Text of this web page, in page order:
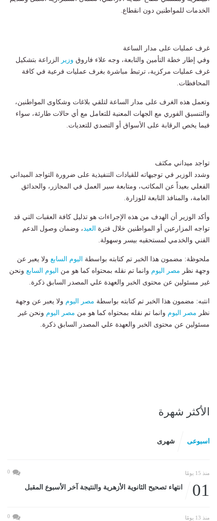
الخدمات للمواطنين دون انقطاع.
غرف عمليات على مدار الساعة
وفي إطار خطة التأمين والتابعة، وجه علاء فاروق وزير
الزراعة بتشكيل
غرف عمليات مركزية، ترتبط مباشرة بغرف عمليات فرعية في كافة
المحافظات.
وتعمل هذه الغرف على مدار الساعة لتلقي بلاغات وشكاوى المواطنين،
والتنسيق الفوري مع الجهات المعنية للتعامل مع أي حالات طارئة، سواء
فيما يخص الرقابة على الأسواق أو التصدي للتعديات.
تواجد ميداني مكثف
وشدد الوزير في توجيهاته للقيادات التنفيذية على ضرورة التواجد الميداني
الفعلي بعيداً عن المكاتب، ومتابعة سير العمل في المجازر، والحدائق
العامة، والمنافذ التابعة للوزارة.
وأكد الوزير أن الهدف من هذه الإجراءات هو تذليل كافة العقبات التي قد
تواجه المزارعين أو المواطنين خلال فترة
العيد ، وضمان وصول الدعم
الفني والخدمي لمستحقيه بيسر وسهولة.
ملحوظة: مضمون هذا الخبر تم كتابته بواسطة اليوم السابع ولا يعبر عن
وجهة نظر مصر اليوم وانما تم نقله بمحتواه كما هو من اليوم السابع ونحن
غير مسئولين عن محتوى الخبر والعهدة علي المصدر السابق ذكرة.
انتبه: مضمون هذا الخبر تم كتابته بواسطة مصر اليوم ولا يعبر عن وجهة
نظر مصر اليوم وانما تم نقله بمحتواه كما هو من مصر اليوم ونحن غير
مسئولين عن محتوى الخبر والعهدة علي المصدر السابق ذكرة.
الأكثر شهرة
اسبوعى شهرى
منذ 15 يومًا 0
01 انتهاء تصحيح الثانوية الأزهرية والنتيجة آخر الأسبوع المقبل
منذ 13 يومًا 0